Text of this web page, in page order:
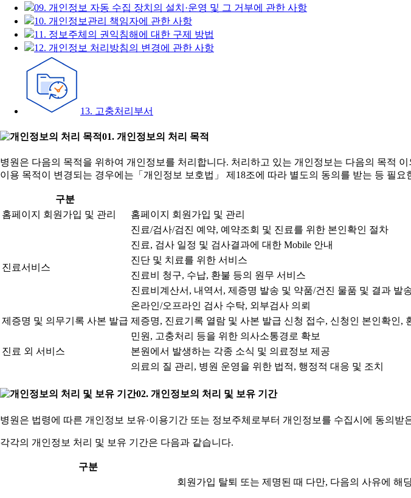
09. 개인정보 자동 수집 장치의 설치·운영 및 그 거부에 관한 사항
10. 개인정보관리 책임자에 관한 사항
11. 정보주체의 권익침해에 대한 구제 방법
12. 개인정보 처리방침의 변경에 관한 사항
13. 고충처리부서
01. 개인정보의 처리 목적
병원은 다음의 목적을 위하여 개인정보를 처리합니다. 처리하고 있는 개인정보는 다음의 목적
이용 목적이 변경되는 경우에는「개인정보 보호법」 제18조에 따라 별도의 동의를 받는 등 필요
구분
홈페이지 회원가입 및 관리
홈페이지 회원가입 및 관리
진료서비스
진료/검사/검진 예약, 예약조회 및 진료를 위한 본인확인 절차
진료, 검사 일정 및 검사결과에 대한 Mobile 안내
진단 및 치료를 위한 서비스
진료비 청구, 수납, 환불 등의 원무 서비스
진료비계산서, 내역서, 제증명 발송 및 약품/건진 물품 및 결과 발
온라인/오프라인 검사 수탁, 외부검사 의뢰
제증명 및 의무기록 사본 발급 제증명, 진료기록 열람 및 사본 발급 신청 접수, 신청인 본인확인,
진료 외 서비스
민원, 고충처리 등을 위한 의사소통경로 확보
본원에서 발생하는 각종 소식 및 의료정보 제공
의료의 질 관리, 병원 운영을 위한 법적, 행정적 대응 및 조치
02. 개인정보의 처리 및 보유 기간
병원은 법령에 따른 개인정보 보유·이용기간 또는 정보주체로부터 개인정보를 수집시에 동의받
각각의 개인정보 처리 및 보유 기간은 다음과 같습니다.
구분
회원가입 탈퇴 또는 제명된 때 다만, 다음의 사유에 해